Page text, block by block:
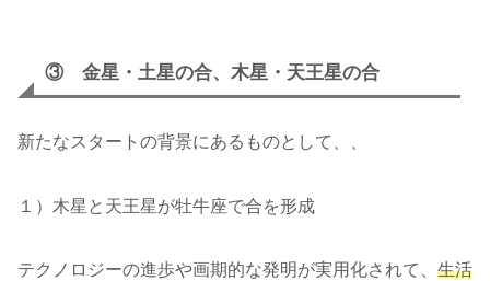
③ 金星・土星の合、木星・天王星の合
新たなスタートの背景にあるものとして、、
１）木星と天王星が牡牛座で合を形成
テクノロジーの進歩や画期的な発明が実用化されて、 生活